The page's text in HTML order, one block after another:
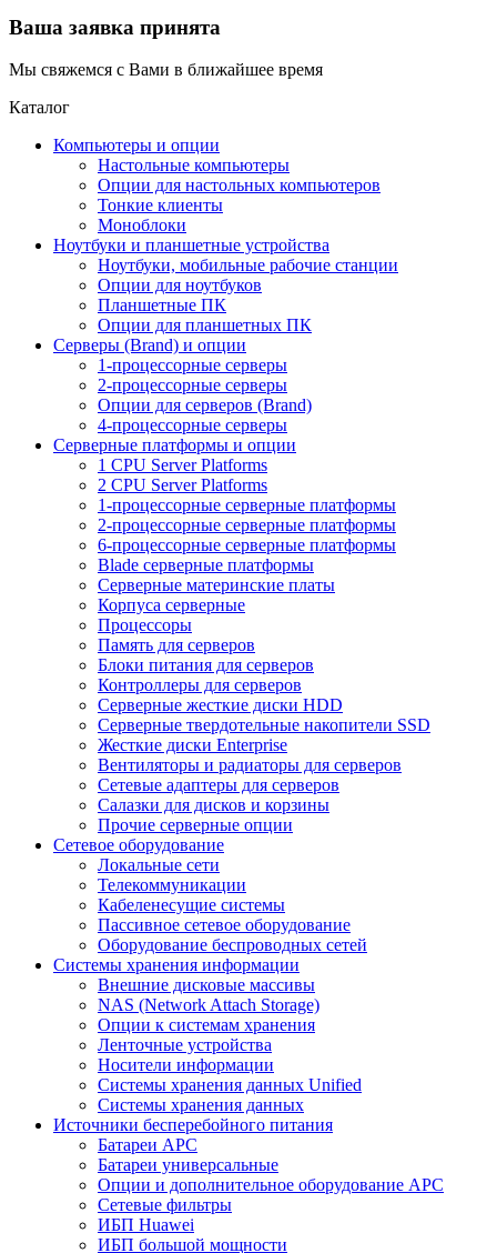
Ваша заявка принята
Мы свяжемся с Вами в ближайшее время
Каталог
Компьютеры и опции
Настольные компьютеры
Опции для настольных компьютеров
Тонкие клиенты
Моноблоки
Ноутбуки и планшетные устройства
Ноутбуки, мобильные рабочие станции
Опции для ноутбуков
Планшетные ПК
Опции для планшетных ПК
Серверы (Brand) и опции
1-процессорные серверы
2-процессорные серверы
Опции для серверов (Brand)
4-процессорные серверы
Серверные платформы и опции
1 CPU Server Platforms
2 CPU Server Platforms
1-процессорные серверные платформы
2-процессорные серверные платформы
6-процессорные серверные платформы
Blade серверные платформы
Серверные материнские платы
Корпуса серверные
Процессоры
Память для серверов
Блоки питания для серверов
Контроллеры для серверов
Серверные жесткие диски HDD
Серверные твердотельные накопители SSD
Жесткие диски Enterprise
Вентиляторы и радиаторы для серверов
Сетевые адаптеры для серверов
Салазки для дисков и корзины
Прочие серверные опции
Сетевое оборудование
Локальные сети
Телекоммуникации
Кабеленесущие системы
Пассивное сетевое оборудование
Оборудование беспроводных сетей
Системы хранения информации
Внешние дисковые массивы
NAS (Network Attach Storage)
Опции к системам хранения
Ленточные устройства
Носители информации
Системы хранения данных Unified
Системы хранения данных
Источники бесперебойного питания
Батареи APC
Батареи универсальные
Опции и дополнительное оборудование АРС
Сетевые фильтры
ИБП Huawei
ИБП большой мощности